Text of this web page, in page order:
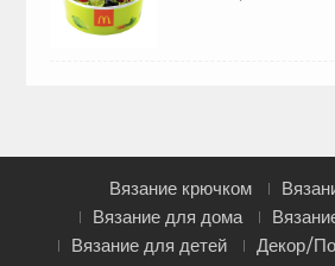
Вязание крючком
Вязание для дома
Вязание для детей
Декор/